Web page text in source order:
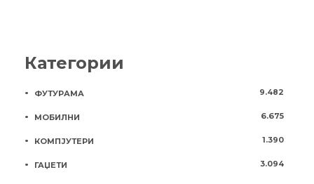
Категории
ФУТУРАМА 9.482
МОБИЛНИ 6.675
КОМПЈУТЕРИ 1.390
ГАЏЕТИ 3.094